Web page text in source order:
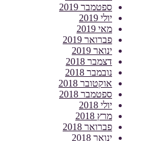
ספטמבר 2019
יולי 2019
מאי 2019
פברואר 2019
ינואר 2019
דצמבר 2018
נובמבר 2018
אוקטובר 2018
ספטמבר 2018
יולי 2018
מרץ 2018
פברואר 2018
ינואר 2018